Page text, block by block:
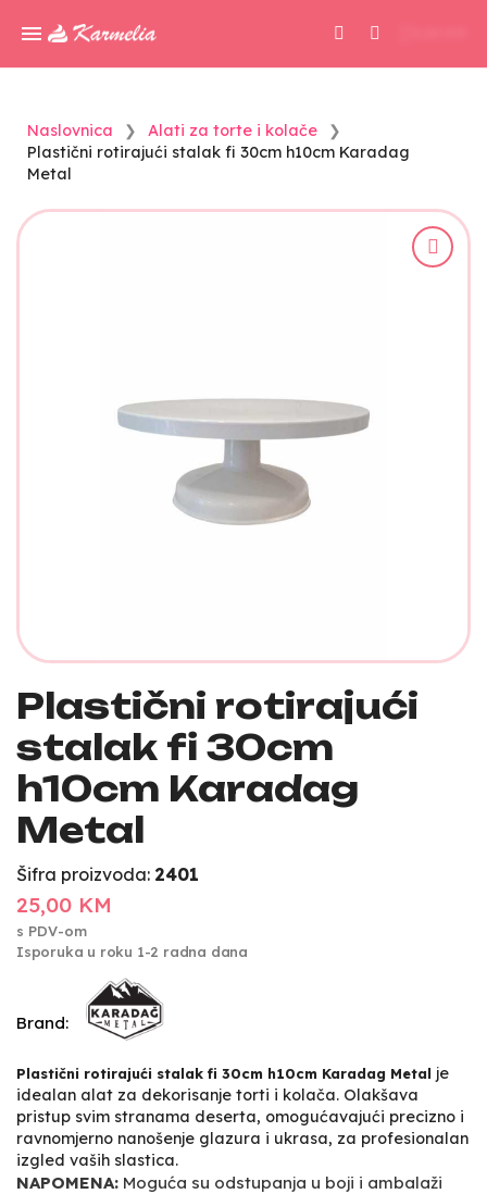
Naslovnica
Alati za torte i kolače
Plastični rotirajući stalak fi 30cm h10cm Karadag
Metal
Plastični rotirajući
stalak fi 30cm
h10cm Karadag
Metal
Šifra proizvoda: 2401
25,00 KM
s PDV-om
Isporuka u roku 1-2 radna dana
Brand:
Plastični rotirajući stalak fi 30cm h10cm Karadag Metal je
idealan alat za dekorisanje torti i kolača. Olakšava
pristup svim stranama deserta, omogućavajući precizno i
ravnomjerno nanošenje glazura i ukrasa, za profesionalan
izgled vaših slastica.
NAPOMENA: Moguća su odstupanja u boji i ambalaži